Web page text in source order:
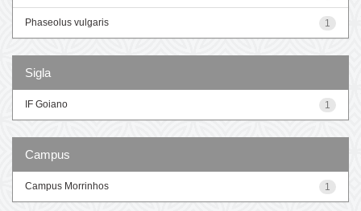
1
Phaseolus vulgaris
Sigla
1
IF Goiano
Campus
1
Campus Morrinhos